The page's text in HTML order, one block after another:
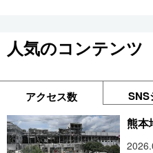
人気のコンテンツ
アクセス数 SNS
熊本